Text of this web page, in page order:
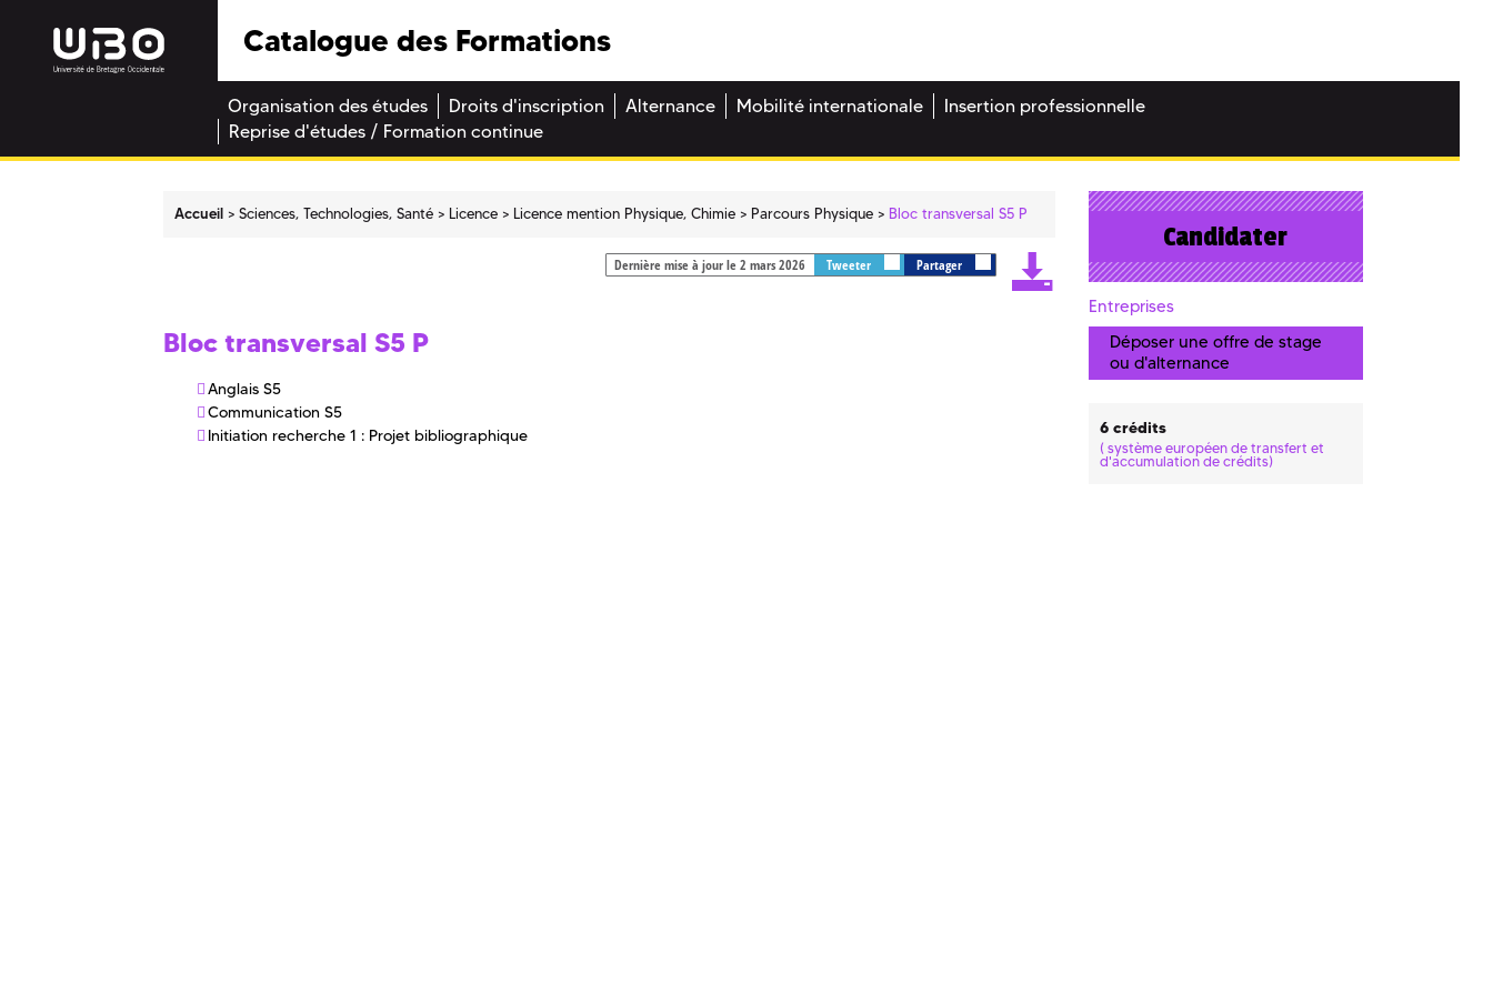
Catalogue des Formations
Organisation des études Droits d'inscription Alternance Mobilité internationale
Insertion professionnelle
Reprise d'études / Formation continue
Accueil Sciences, Technologies, Santé Licence Licence mention Physique, Chimie Parcours Physique Bloc transversal S5 P
Dernière mise à jour le 2 mars 2026 Tweeter Partager
Bloc transversal S5 P
Anglais S5
Communication S5
Initiation recherche 1 : Projet bibliographique
Candidater
Entreprises
Déposer une offre de stage
ou d'alternance
6 crédits
( système européen de transfert et
d'accumulation de crédits)